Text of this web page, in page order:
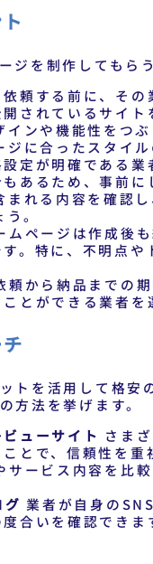
ジを制作してもら
頼する前に、そ
されているサイト
インや機能性をつ
ジに合ったスタイ
定が明確である業
あるため、事前に
まれる内容を確認
。
ムページは作成後
。特に、不明点
頼から納品までの
とができる業者を
トを活用して格安
方法を挙げます。
ューサイト さま
とで、信頼性を重
サービス内容を比
業者が自身の
合いを確認でき